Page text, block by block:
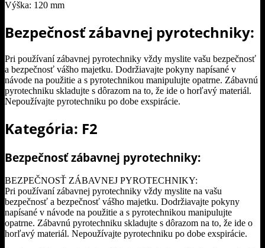
Výška: 120 mm
Bezpečnosť zábavnej pyrotechniky:
Pri používaní zábavnej pyrotechniky vždy myslite vašu bezpečnosť
a bezpečnosť vášho majetku. Dodržiavajte pokyny napísané v
návode na použitie a s pyrotechnikou manipulujte opatrne. Zábavnú
pyrotechniku skladujte s dôrazom na to, že ide o horľavý materiál.
Nepoužívajte pyrotechniku po dobe exspirácie.
Kategória: F2
Bezpečnosť zábavnej pyrotechniky:
BEZPEČNOSŤ ZÁBAVNEJ PYROTECHNIKY:
Pri používaní zábavnej pyrotechniky vždy myslite na vašu
bezpečnosť a bezpečnosť vášho majetku. Dodržiavajte pokyny
napísané v návode na použitie a s pyrotechnikou manipulujte
opatrne. Zábavnú pyrotechniku skladujte s dôrazom na to, že ide o
horľavý materiál. Nepoužívajte pyrotechniku po dobe exspirácie.